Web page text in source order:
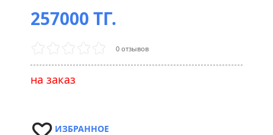
257000 ТГ.
0 отзывов
на заказ
ИЗБРАННОЕ